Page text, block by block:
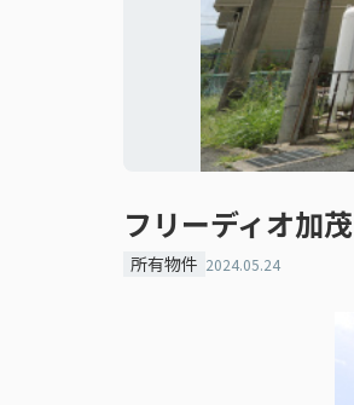
フリーディオ加茂
所有物件 2024.05.24